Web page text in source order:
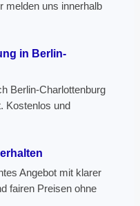
melden uns innerhalb
in Berlin-
Berlin-Charlottenburg
Kostenlos und
Angebot mit klarer
fairen Preisen ohne